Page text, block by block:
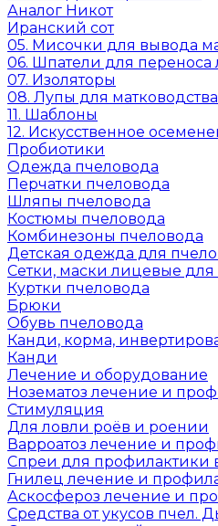
Аналог Никот
Иранский сот
05. Мисочки для вывода
06. Шпатели для переноса
07. Изоляторы
08. Лупы для матководства
11. Шаблоны
12. Искусственное
Пробиотики
Одежда пчеловода
Перчатки пчеловода
Шляпы пчеловода
Костюмы пчеловода
Комбинезоны пчеловода
Детская одежда для
Сетки, маски лицевые для
Куртки пчеловода
Брюки
Обувь пчеловода
Канди, корма,
Канди
Лечение и оборудование
Нозематоз лечение и
Стимуляция
Для ловли роёв и роении
Варроатоз лечение и
Спреи для профилактики
Гнилец лечение и
Аскосфероз лечение и
Средства от укусов пчел.